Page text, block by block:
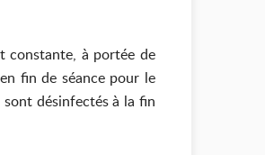
constante, à portée de
fin de séance pour le
désinfectés à la fin